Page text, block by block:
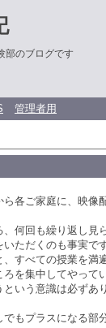
部のブログです
管理者用
各ご家庭に、映像
何回も繰り返し
ただくのも事実です
すべての授業を満
を集中してやって
いう意識は必ず
もプラスになる部